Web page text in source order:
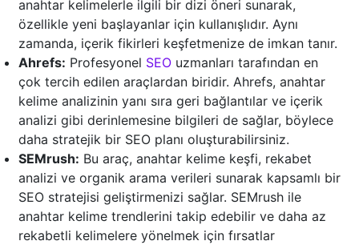
anahtar kelimelerle ilgili bir dizi öneri sunarak,
özellikle yeni başlayanlar için kullanışlıdır. Aynı
zamanda, içerik fikirleri keşfetmenize de imkan tanır.
Ahrefs: Profesyonel SEO uzmanları tarafından en
çok tercih edilen araçlardan biridir. Ahrefs, anahtar
kelime analizinin yanı sıra geri bağlantılar ve içerik
analizi gibi derinlemesine bilgileri de sağlar, böylece
daha stratejik bir SEO planı oluşturabilirsiniz.
SEMrush: Bu araç, anahtar kelime keşfi, rekabet
analizi ve organik arama verileri sunarak kapsamlı bir
SEO stratejisi geliştirmenizi sağlar. SEMrush ile
anahtar kelime trendlerini takip edebilir ve daha az
rekabetli kelimelere yönelmek için fırsatlar